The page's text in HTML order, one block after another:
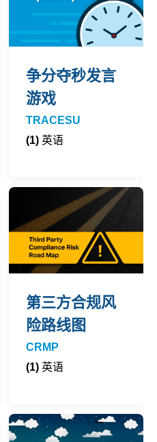
争分夺秒发言
游戏
TRACESU
(1) 英语
第三方合规风
险路线图
CRMP
(1) 英语